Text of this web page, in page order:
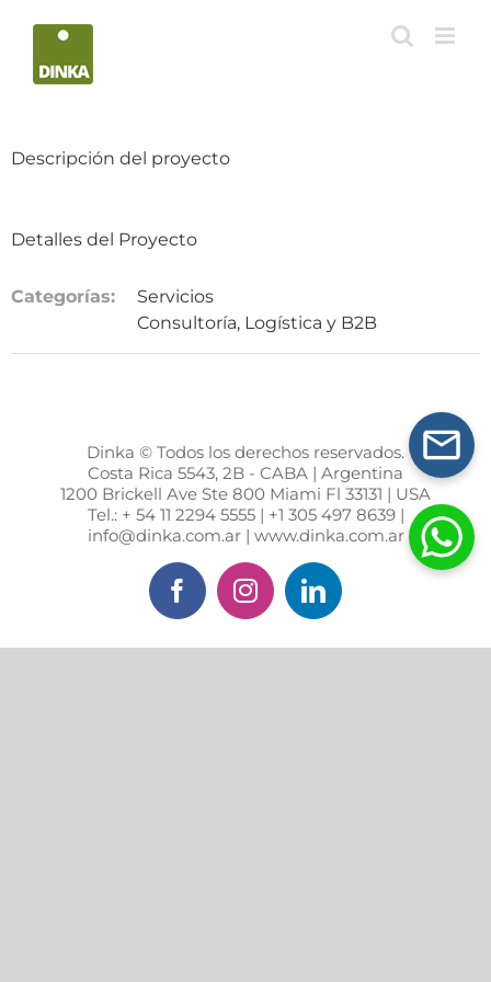
Descripción del proyecto
Detalles del Proyecto
Categorías:
Servicios
Consultoría, Logística y B2B
Dinka © Todos los derechos reservados.
Costa Rica 5543, 2B - CABA | Argentina
1200 Brickell Ave Ste 800 Miami Fl 33131 | USA
Tel.: + 54 11 2294 5555 | +1 305 497 8639 |
info@dinka.com.ar | www.dinka.com.ar
FacebookInstagramLinkedIn